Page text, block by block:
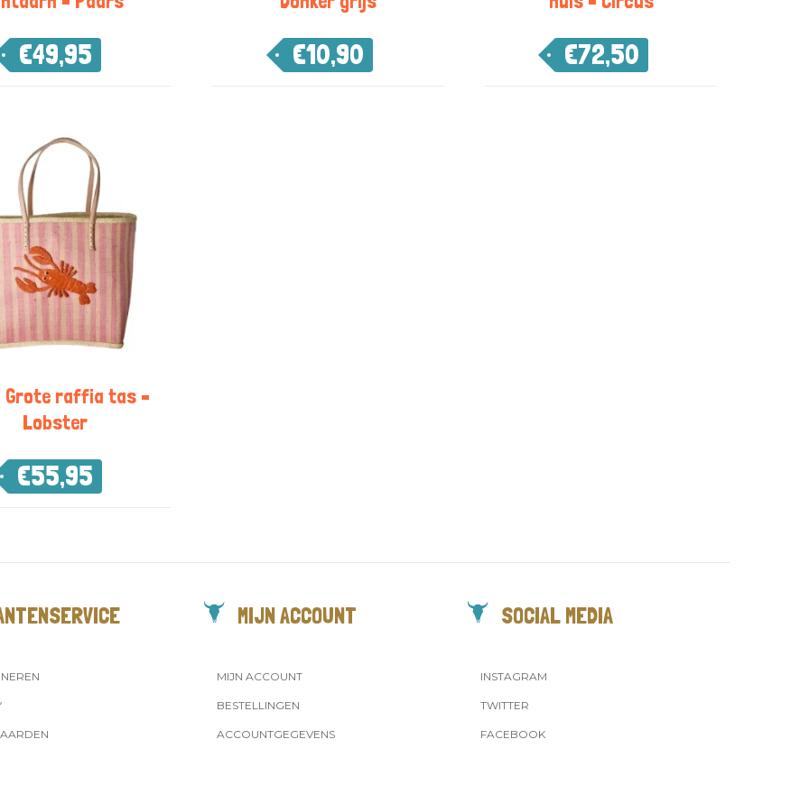
€49,95 €10,90 €72,50
Grote raffia tas –
Lobster
€55,95
MIJN ACCOUNT
MIJN ACCOUNT
BESTELLINGEN
ACCOUNTGEGEVENS
SOCIAL MEDIA
INSTAGRAM
TWITTER
FACEBOOK